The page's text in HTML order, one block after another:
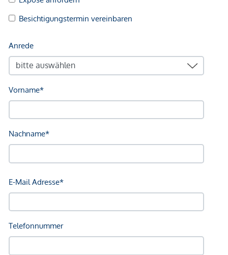
Gewähr erfolgen. Der Vermittler ist als Doppelmakler tätig.